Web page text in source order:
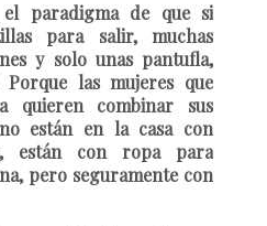
el paradigma de que si
para salir, muchas
y solo unas pantufla,
Porque las mujeres que
quieren combinar sus
están en la casa con
están con ropa para
pero seguramente con